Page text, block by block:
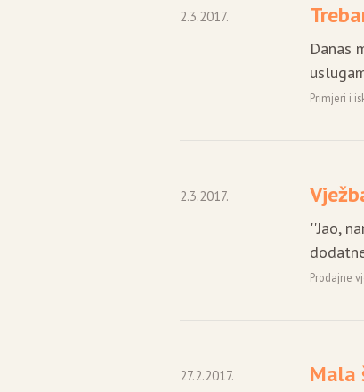
2.3.2017.
Danas
Primjeri i
2.3.2017.
''Jao,
Prodajne
27.2.2017.
Mala